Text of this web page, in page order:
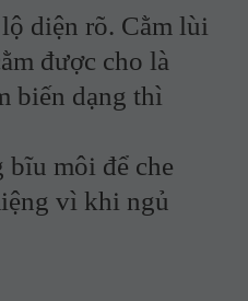
diện rõ. Cằm lùi
được cho là
biến dạng thì
bĩu môi để che
vì khi ngủ